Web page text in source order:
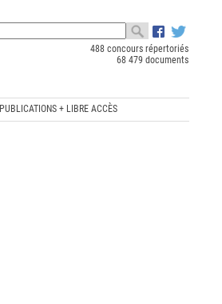
488 concours répertoriés
68 479 documents
PUBLICATIONS + LIBRE ACCÈS